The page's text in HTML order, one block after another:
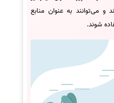
و می‌توانند به عنوان منابع
شوند.